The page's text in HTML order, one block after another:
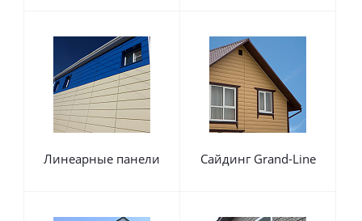
Линеарные панели Сайдинг Grand-Line